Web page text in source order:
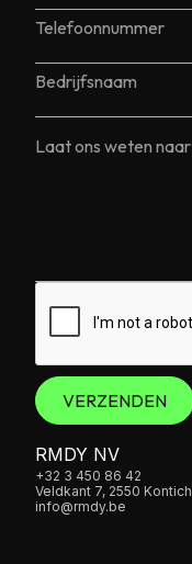
RMDY NV
+32 3 450 86 42
Veldkant 7, 2550 Kontich
info@rmdy.be